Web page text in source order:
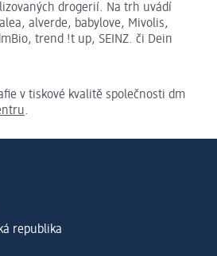
drogerií. Na trh uvádí
alverde, babylove, Mivolis,
trend !t up, SEINZ. či Dein
v tiskové kvalitě společnosti dm
.
republika